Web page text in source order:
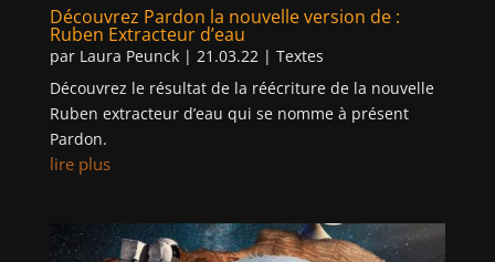
Découvrez Pardon la nouvelle version de :
Ruben Extracteur d’eau
par Laura Peunck| 21.03.22| Textes
Découvrez le résultat de la réécriture de la nouvelle
Ruben extracteur d’eau qui se nomme à présent
Pardon.
lire plus